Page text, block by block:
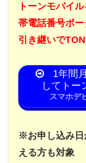
トーンモバイ
帯電話番号ポ
引き継いで
1年間
してトー
スマホデ
※お申し込み日
える方も対象